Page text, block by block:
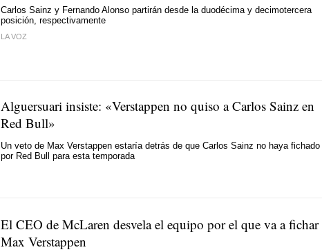
Carlos Sainz y Fernando Alonso partirán desde la duodécima y decimotercera
posición, respectivamente
LA VOZ
Alguersuari insiste: «Verstappen no quiso a Carlos Sainz en
Red Bull»
Un veto de Max Verstappen estaría detrás de que Carlos Sainz no haya fichado
por Red Bull para esta temporada
El CEO de McLaren desvela el equipo por el que va a fichar
Max Verstappen